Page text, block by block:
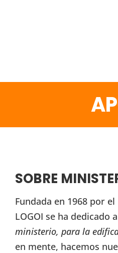
SOBRE
Fundada en 1968 por
LOGOI se ha dedicado
ministerio, para la
en mente, hacemos